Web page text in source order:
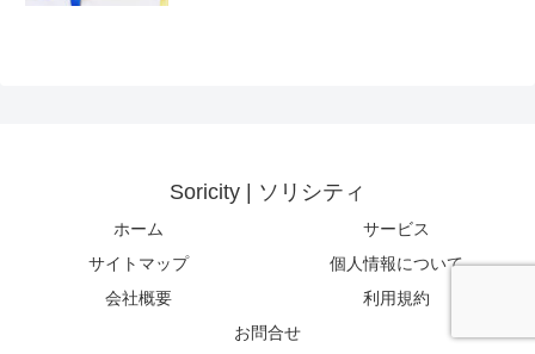
Soricity | ソリシティ
ホーム
サービス
サイトマップ
個人情報について
会社概要
利用規約
お問合せ